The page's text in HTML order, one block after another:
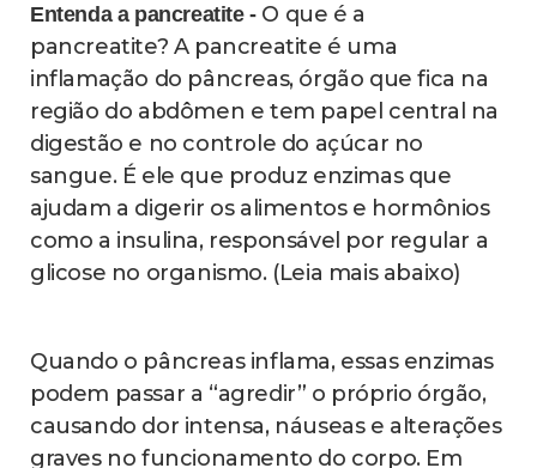
Entenda a pancreatite - O que é a
pancreatite? A pancreatite é uma
inflamação do pâncreas, órgão que fica na
região do abdômen e tem papel central na
digestão e no controle do açúcar no
sangue. É ele que produz enzimas que
ajudam a digerir os alimentos e hormônios
como a insulina, responsável por regular a
glicose no organismo. (Leia mais abaixo)
Quando o pâncreas inflama, essas enzimas
podem passar a “agredir” o próprio órgão,
causando dor intensa, náuseas e alterações
graves no funcionamento do corpo. Em